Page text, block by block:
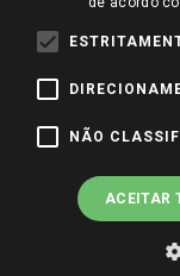
Identidade Visual
Pagamento e
NÃO
ACEITAR